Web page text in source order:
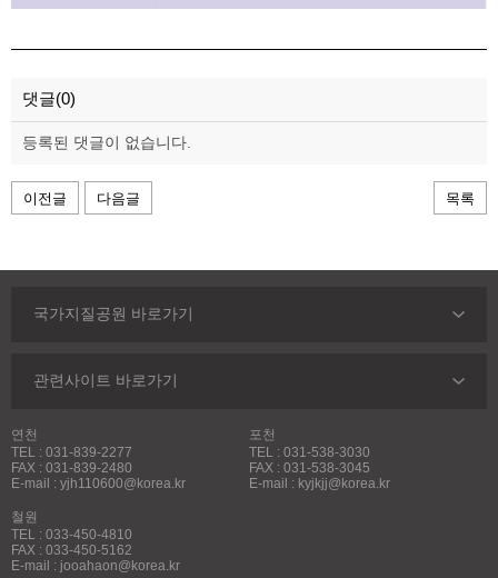
댓글(0)
등록된 댓글이 없습니다.
이전글 다음글 목록
연천
TEL : 031-839-2277
FAX : 031-839-2480
E-mail : yjh110600@korea.kr
포천
TEL : 031-538-3030
FAX : 031-538-3045
E-mail : kyjkjj@korea.kr
철원
TEL : 033-450-4810
FAX : 033-450-5162
E-mail : jooahaon@korea.kr
국가지질공원 바로가기
관련사이트 바로가기